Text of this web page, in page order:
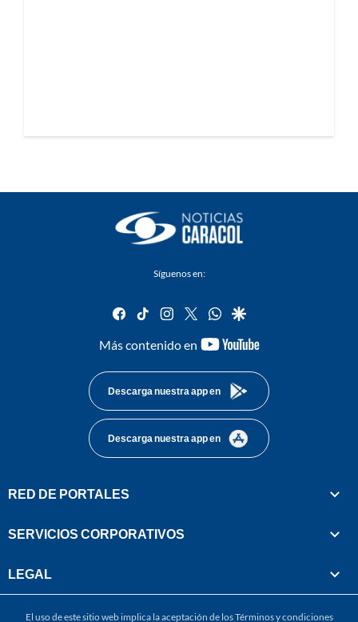
Síguenos en:
facebook
tiktok instagram
twitterwhatsapp
google
Más contenido en
youtube-
Descarga nuestra app en
Descarga nuestra app en
RED DE PORTALES
SERVICIOS CORPORATIVOS
LEGAL
El uso de este sitio web implica la aceptación de losTérminos y condiciones